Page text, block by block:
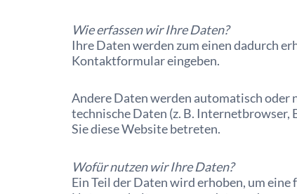
Wie erfassen wir Ihre Daten?
Ihre Daten werden zum einen dadurch
Kontaktformular eingeben.
Andere Daten werden automatisch oder
technische Daten (z. B.
Sie diese Website betreten.
Wofür nutzen wir Ihre Daten?
Ein Teil der Daten wird erhoben, um